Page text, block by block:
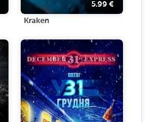
5.99 €
Kraken